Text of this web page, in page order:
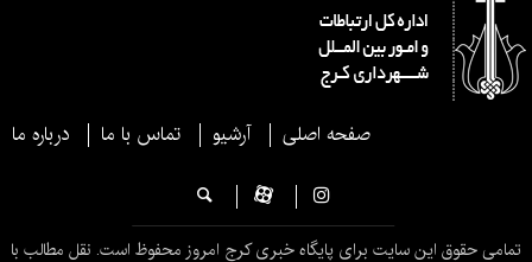
صفحه اصلی آرشیو تماس با ما درباره ما
تمامی حقوق این سایت برای پایگاه خبری کرج امروز محفوظ است. نقل مطالب با